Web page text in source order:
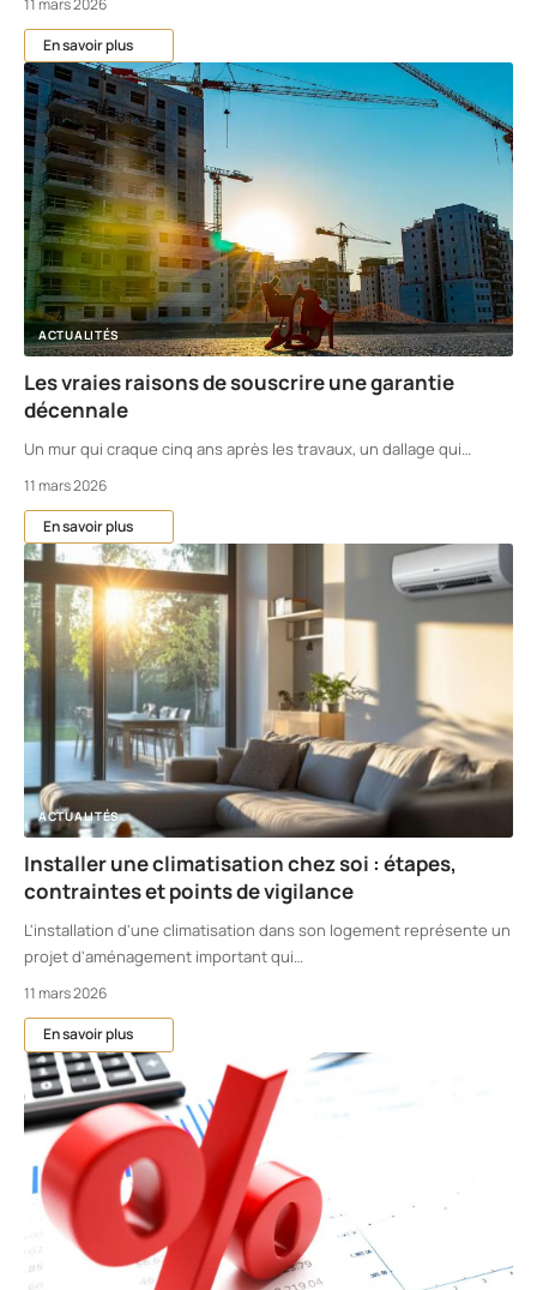
11 mars 2026
En savoir plus
ACTUALITÉS
Les vraies raisons de souscrire une garantie
décennale
Un mur qui craque cinq ans après les travaux, un dallage qui…
11 mars 2026
En savoir plus
ACTUALITÉS
Installer une climatisation chez soi : étapes,
contraintes et points de vigilance
L'installation d'une climatisation dans son logement représente un
projet d'aménagement important qui…
11 mars 2026
En savoir plus